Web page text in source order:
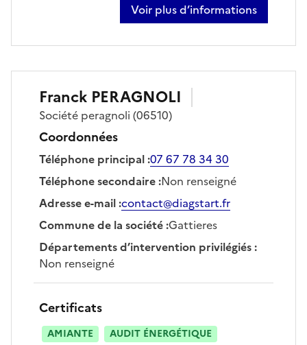
Voir plus d’informations
sur fanny janvrot
Franck PERAGNOLI
Société peragnoli (06510)
Coordonnées
Téléphone principal:07 67 78 34 30
Téléphone secondaire:Non renseigné
Adresse e-mail:contact@diagstart.fr
Commune de la société:Gattieres
Départements d’intervention privilégiés:
Non renseigné
Certificats
AMIANTE
AUDIT ÉNERGÉTIQUE